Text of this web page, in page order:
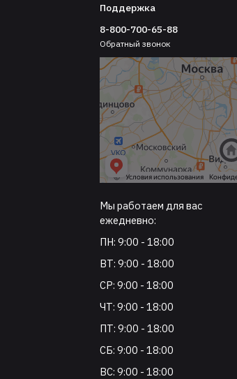
Поддержка
8-800-700-65-88
Обратный звонок
Мы работаем для вас
ежедневно:
ПН: 9:00 - 18:00
ВТ: 9:00 - 18:00
СР: 9:00 - 18:00
ЧТ: 9:00 - 18:00
ПТ: 9:00 - 18:00
СБ: 9:00 - 18:00
ВС: 9:00 - 18:00